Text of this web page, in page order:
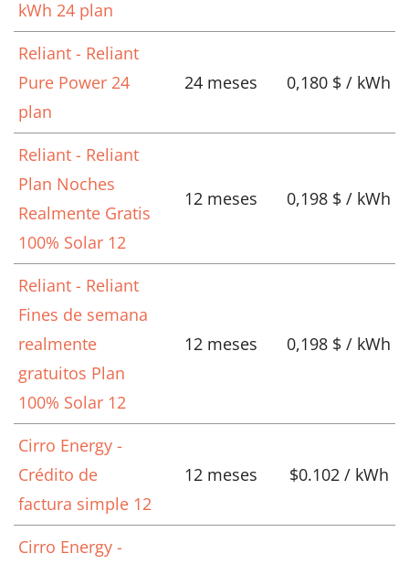
kWh 24 plan
Reliant - Reliant
Pure Power 24
plan
24 meses 0,180 $ / kWh
Reliant - Reliant
Plan Noches
Realmente Gratis
100% Solar 12
12 meses 0,198 $ / kWh
Reliant - Reliant
Fines de semana
realmente
gratuitos Plan
100% Solar 12
12 meses 0,198 $ / kWh
Cirro Energy -
Crédito de
factura simple 12
12 meses $0.102 / kWh
Cirro Energy -